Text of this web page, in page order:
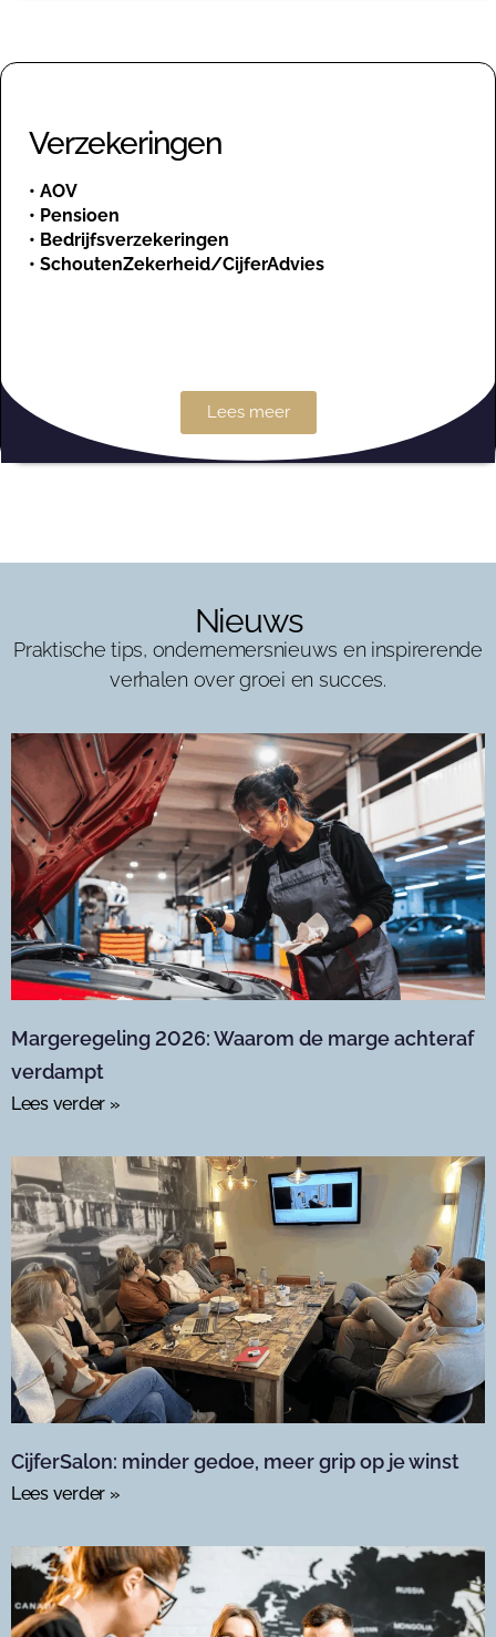
Verzekeringen
• AOV
• Pensioen
• Bedrijfsverzekeringen
• SchoutenZekerheid/CijferAdvies
Lees meer
Nieuws
Praktische tips, ondernemersnieuws en inspirerende
verhalen over groei en succes.
Margeregeling 2026: Waarom de marge achteraf
verdampt
Lees verder »
CijferSalon: minder gedoe, meer grip op je winst
Lees verder »